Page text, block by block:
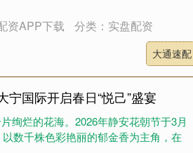
资APP下载 分类：实盘配资
大通速配
国际开启春日“悦己”盛宴
绚烂的花海。2026年静安花朝节于3月
数千株色彩艳丽的郁金香为主角，在